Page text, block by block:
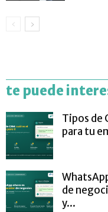
te puede
Tipos de
para tu
de
y...